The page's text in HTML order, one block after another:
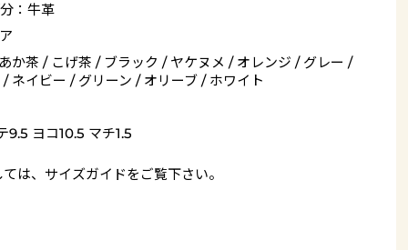
：牛革
か茶 / こげ茶 / ブラック / ヤケヌメ / オレンジ / グレー /
ネイビー / グリーン / オリーブ / ホワイト
9.5 ヨコ10.5 マチ1.5
は、 サイズガイドをご覧下さい。